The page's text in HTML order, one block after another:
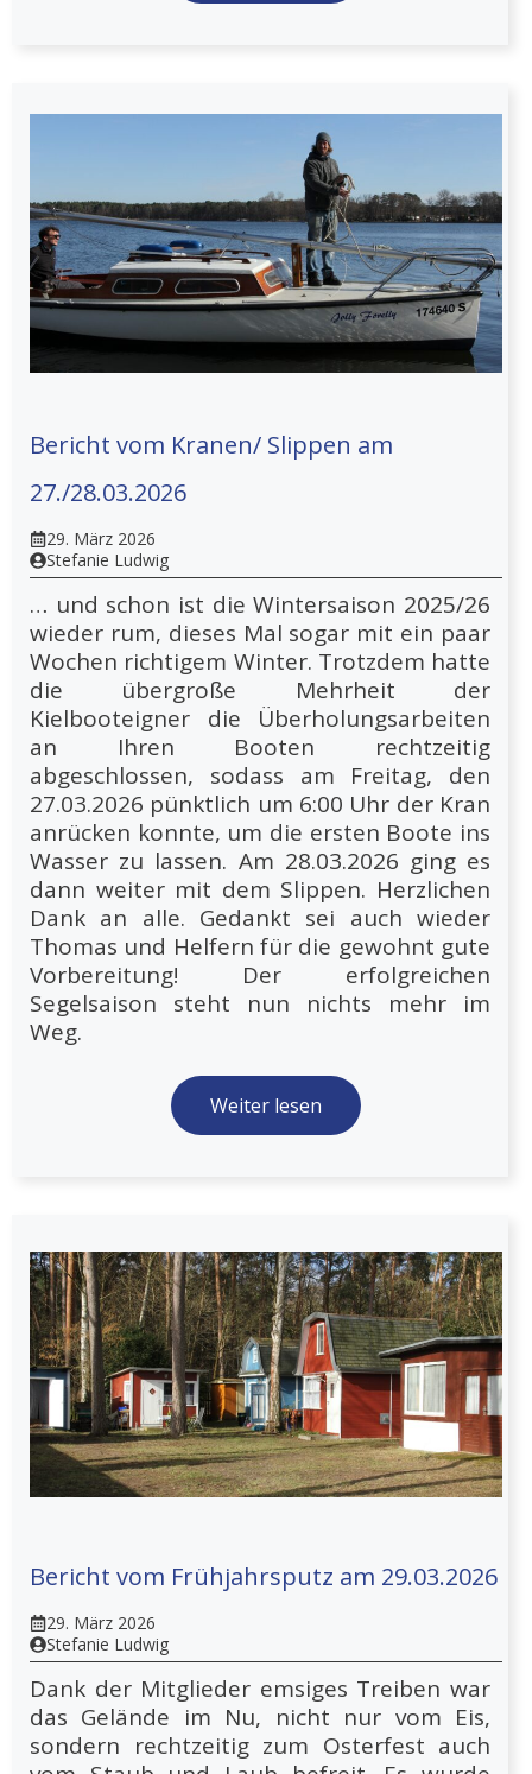
Bericht vom Kranen/ Slippen am
27./28.03.2026
29. März 2026
Stefanie Ludwig
… und schon ist die Wintersaison 2025/26
wieder rum, dieses Mal sogar mit ein paar
Wochen richtigem Winter. Trotzdem hatte
die übergroße Mehrheit der
Kielbooteigner die Überholungsarbeiten
an Ihren Booten rechtzeitig
abgeschlossen, sodass am Freitag, den
27.03.2026 pünktlich um 6:00 Uhr der Kran
anrücken konnte, um die ersten Boote ins
Wasser zu lassen. Am 28.03.2026 ging es
dann weiter mit dem Slippen. Herzlichen
Dank an alle. Gedankt sei auch wieder
Thomas und Helfern für die gewohnt gute
Vorbereitung! Der erfolgreichen
Segelsaison steht nun nichts mehr im
Weg.
Weiter lesen
Bericht vom Frühjahrsputz am 29.03.2026
29. März 2026
Stefanie Ludwig
Dank der Mitglieder emsiges Treiben war
das Gelände im Nu, nicht nur vom Eis,
sondern rechtzeitig zum Osterfest auch